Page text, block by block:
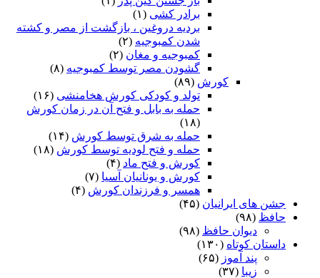
برادر کشی(۱)
بردیه دروغین ، بازگشت از مصر و کشته
شدن کمبوجیه(۲)
کمبوجیه و مغان (۲)
گشودن مصر توسط کمبوجیه(۸)
کورش
(۸۹)
تولد و کودکی کورش هخامنشی(۱۶)
حمله به بابل و فتح آن در زمان کورش
حمله به شرق توسط کورش(۱۴)
حمله و فتح لودیه توسط کورش(۱۸)
کورش و فتح ماد (۴)
کورش و یونانیان آسیا(۷)
همسر و فرزندان کورش(۴)
های ایرانیان (۴۵)
(۹۸)
دیوان حافظ(۹۸)
کوتاه(۱۳۰)
پند آموز (۶۵)